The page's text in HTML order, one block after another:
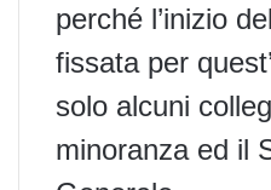
perché l’inizio
fissata per
solo alcuni
minoranza ed il